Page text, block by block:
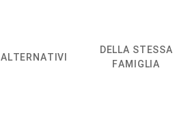
ALTERNATIVI
DELLA STESSA
FAMIGLIA